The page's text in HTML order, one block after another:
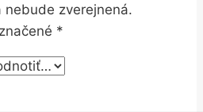
zverejnená.
*